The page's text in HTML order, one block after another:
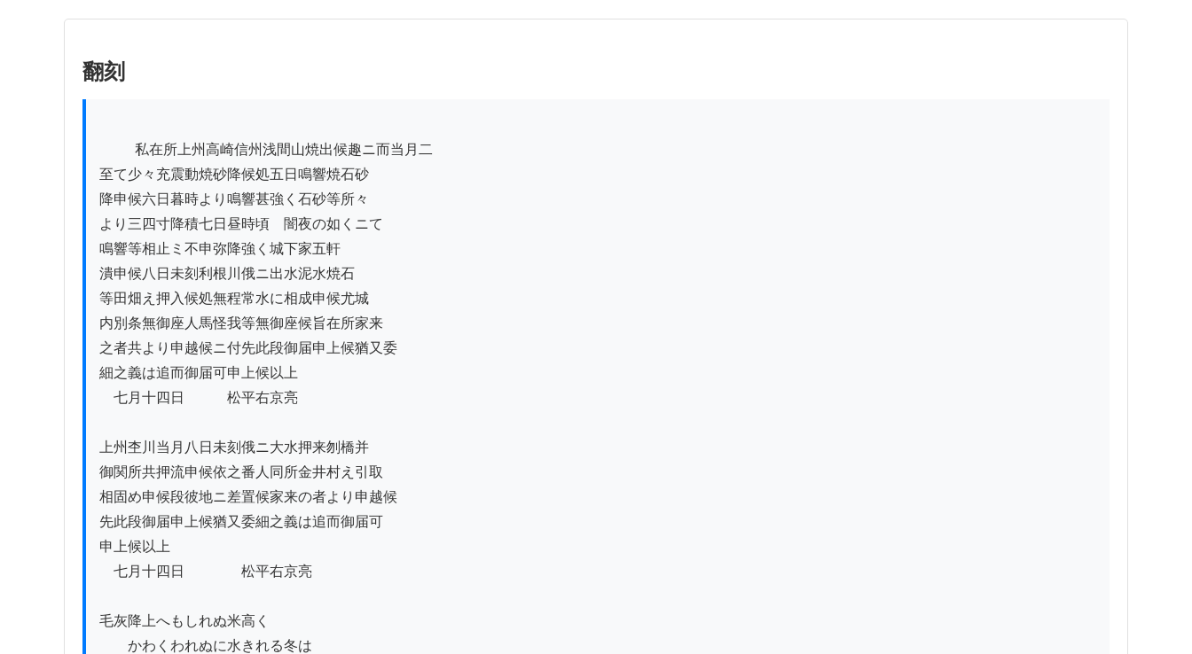
翻刻
至て少々充震動焼砂降候処五日鳴響焼石砂
降申候六日暮時より鳴響甚強く石砂等所々
より三四寸降積七日昼時頃ゟ闇夜の如くニて
鳴響等相止ミ不申弥降強く城下家五軒
潰申候八日未刻利根川俄ニ出水泥水焼石
等田畑え押入候処無程常水に相成申候尤城
内別条無御座人馬怪我等無御座候旨在所家来
之者共より申越候ニ付先此段御届申上候猶又委
細之義は追而御届可申上候以上
七月十四日　　　松平右京亮
上州杢川当月八日未刻俄ニ大水押来刎橋并
御関所共押流申候依之番人同所金井村え引取
相固め申候段彼地ニ差置候家来の者より申越候
先此段御届申上候猶又委細之義は追而御届可
申上候以上
七月十四日　　　　松平右京亮
毛灰降上へもしれぬ米高く
かわくわれぬに水きれる冬は